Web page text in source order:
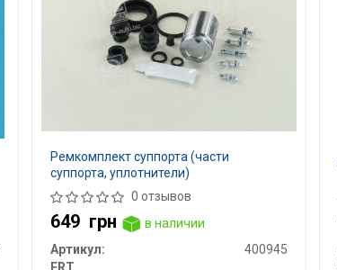
Ремкомплект суппорта (части
суппорта, уплотнители)
0 отзывов
649 грн
в наличии
Артикул:
400945